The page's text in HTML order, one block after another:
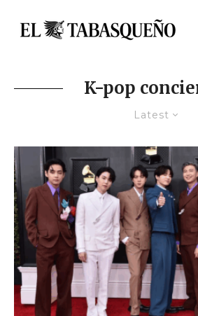
K-pop
Latest